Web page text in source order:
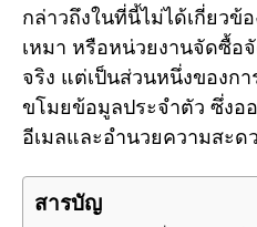
กล่าวถึงในที่นี้ไม่ได้เกี่ยวข้
เหมา หรือหน่วยงานจัดซื้อ
จริง แต่เป็นส่วนหนึ่งของก
ขโมยข้อมูลประจำตัว ซึ่งอ
อีเมลและอำนวยความสะด
สารบัญ